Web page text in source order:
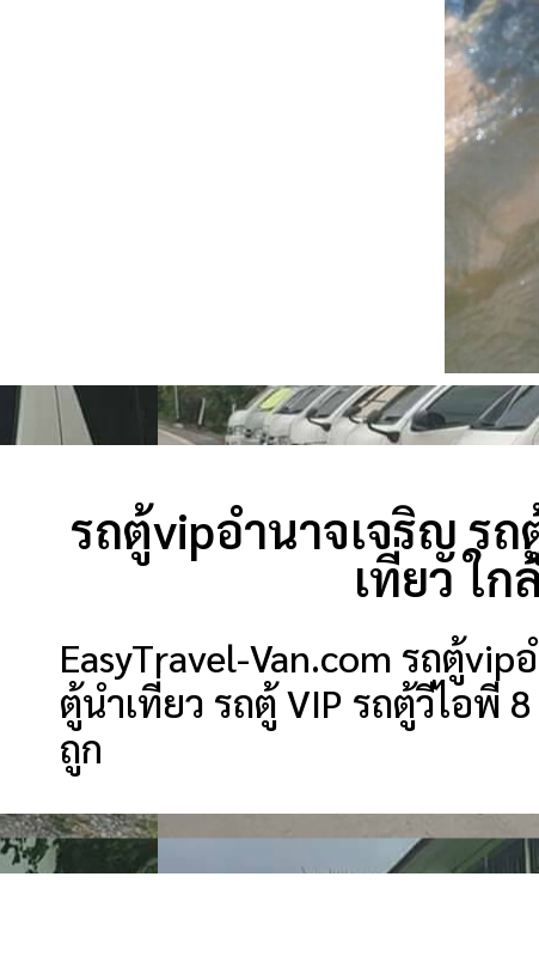
รถตู้vipอำนาจเจริญ รถ
เที่ยว ใ
EasyTravel-Van.com รถตู้vip
ตู้นำเที่ยว รถตู้ VIP รถตู้วีไอพี
ถูก